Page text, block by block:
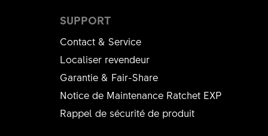
SUPPORT
Contact & Service
Localiser revendeur
Garantie & Fair-Share
Notice de Maintenance Ratchet EXP
Rappel de sécurité de produit